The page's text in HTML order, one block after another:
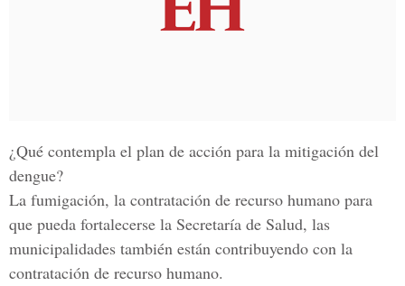
¿Qué contempla el plan de acción para la mitigación del
dengue?
La fumigación, la contratación de recurso humano para
que pueda fortalecerse la Secretaría de Salud, las
municipalidades también están contribuyendo con la
contratación de recurso humano.